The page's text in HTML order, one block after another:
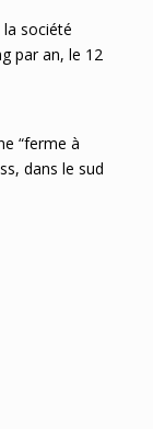
société
par an, le 12
“ferme à
dans le sud